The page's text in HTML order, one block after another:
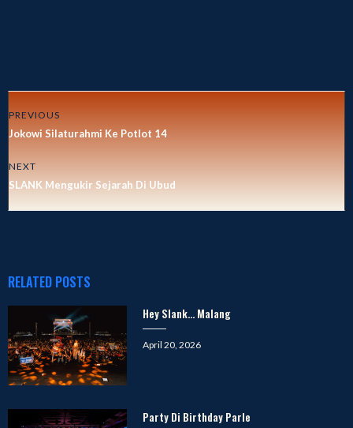
PREVIOUS
Jokowi Silaturahmi Ke Potlot 14
NEXT
SLANK Mengukir Sejarah Di Ubud
RELATED POSTS
Hey Slank… Malang
Posted
April 20, 2026
Party Di Birthday Parle